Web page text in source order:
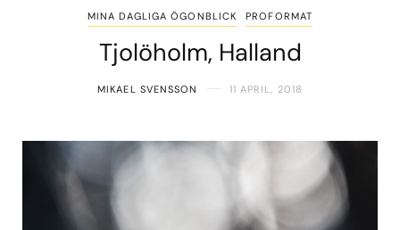
MINA DAGLIGA ÖGONBLICK PROFORMAT
Tjolöholm, Halland
MIKAEL SVENSSON 11 APRIL, 2018